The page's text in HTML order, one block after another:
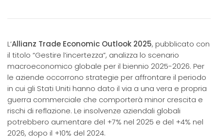
L’Allianz Trade Economic Outlook 2025, pubblicato con
il titolo “Gestire l’incertezza”, analizza lo scenario
macroeconomico globale per il biennio 2025-2026. Per
le aziende occorrono strategie per affrontare il periodo
in cui gli Stati Uniti hanno dato il via a una vera e propria
guerra commerciale che comporterà minor crescita e
rischi di reflazione. Le insolvenze aziendali globali
potrebbero aumentare del +7% nel 2025 e del +4% nel
2026, dopo il +10% del 2024.